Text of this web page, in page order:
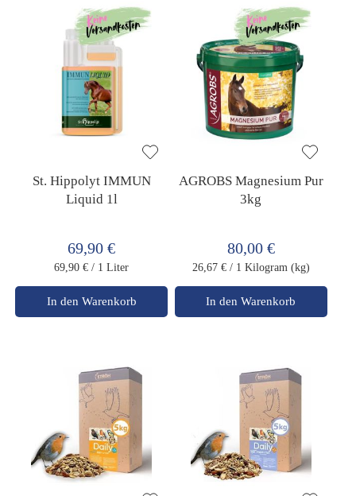
St. Hippolyt IMMUN
Liquid 1l
69,90 €
69,90 € / 1 Liter
In den Warenkorb
AGROBS Magnesium Pur
3kg
80,00 €
26,67 € / 1 Kilogram (kg)
In den Warenkorb